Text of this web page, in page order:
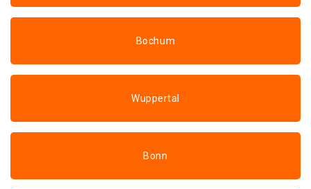
Bochum
Wuppertal
Bonn